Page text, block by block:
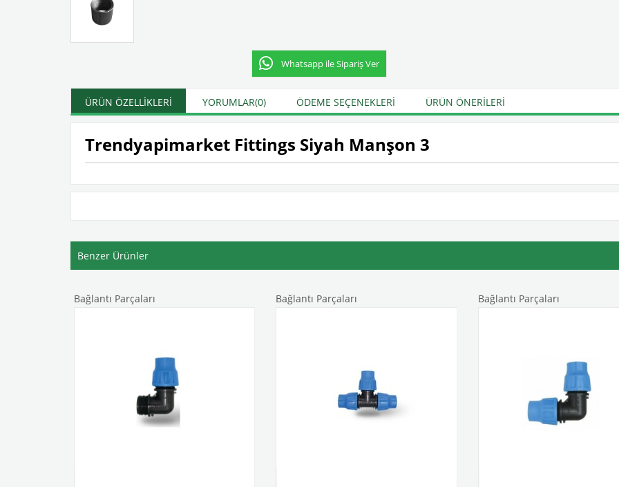
Whatsapp ile Sipariş Ver
ÜRÜN ÖZELLIKLERI YORUMLAR(0) ÖDEME SEÇENEKLERI ÜRÜN ÖNERILERI
Trendyapimarket Fittings Siyah Manşon 3
Benzer Ürünler
Bağlantı Parçaları Bağlantı Parçaları Bağlantı Parçaları